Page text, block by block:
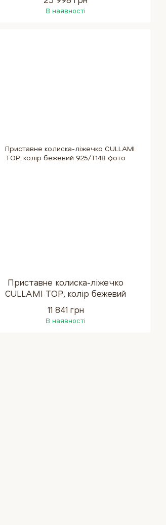
В наявності
Приставне колиска-ліжечко
CULLAMI TOP, колір бежевий
11 841 грн
В наявності